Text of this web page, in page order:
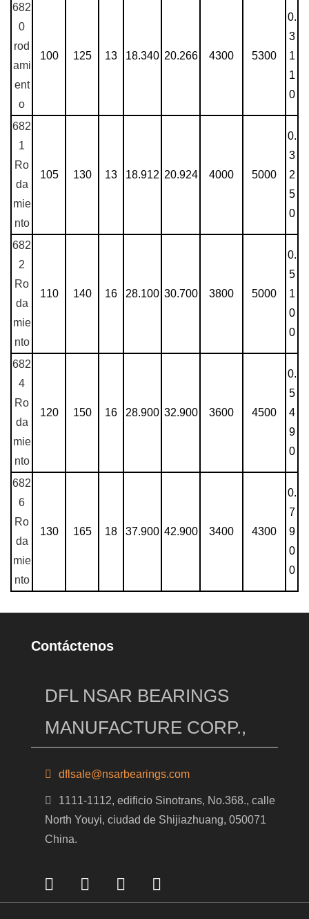
682
0
rod
ami
ent
o
100 125 13 18.340 20.266 4300 5300
0.
3
1
1
0
682
1
Ro
da
mie
nto
105 130 13 18.912 20.924 4000 5000
0.
3
2
5
0
682
2
Ro
da
mie
nto
110 140 16 28.100 30.700 3800 5000
0.
5
1
0
0
682
4
Ro
da
mie
nto
120 150 16 28.900 32.900 3600 4500
0.
5
4
9
0
682
6
Ro
da
mie
nto
130 165 18 37.900 42.900 3400 4300
0.
7
9
0
0
Contáctenos
DFL NSAR BEARINGS
MANUFACTURE CORP.,
dflsale@nsarbearings.com
1111-1112, edificio Sinotrans, No.368., calle
North Youyi, ciudad de Shijiazhuang, 050071
China.